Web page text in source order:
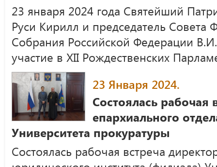
23 января 2024 года Святейший
Руси Кирилл и председатель Совета
Собрания Российской Федерации
участие в XII Рождественских
23 Января 2024.
Состоялась рабочая
епархиального
Университета прокуратуры
Состоялась рабочая встреча